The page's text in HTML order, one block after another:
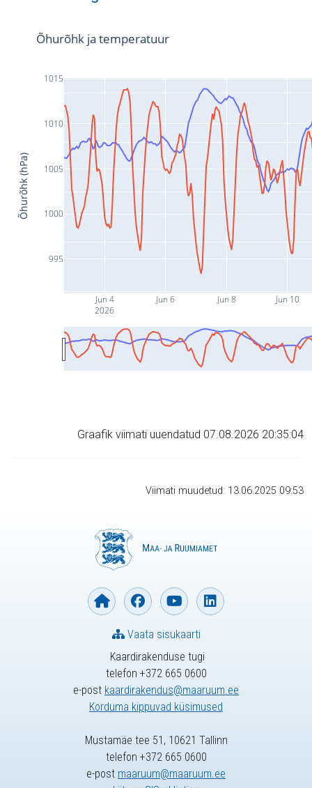
Jun 4
2026
Jun 6 Jun 8 Jun 10
995
1000
1005
1010
1015
Õhurõhk ja temperatuur
Õhurõhk (hPa)
Graafik viimati uuendatud 07.08.2026 20:35:04
Viimati muudetud: 13.06.2025 09:53
Kaardirakenduse tugi
telefon +372 665 0600
e-post kaardirakendus@maaruum.ee
Korduma kippuvad küsimused
Vaata sisukaarti
Mustamäe tee 51, 10621 Tallinn
telefon +372 665 0600
e-post maaruum@maaruum.ee